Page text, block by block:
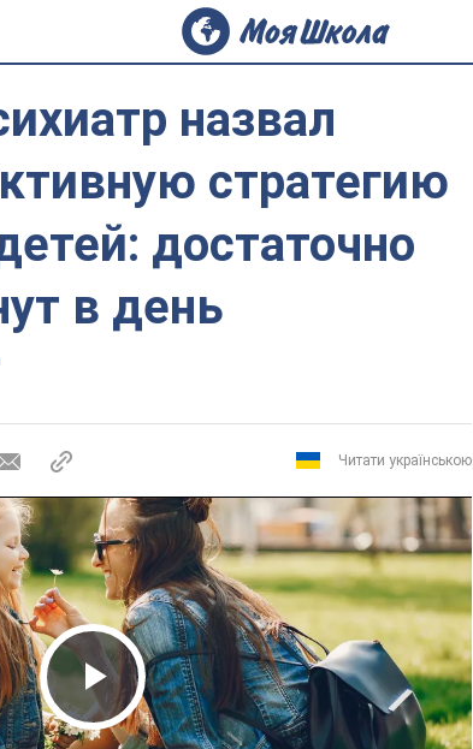
назвал
стратегию
достаточно
в день
Читати українською
Play Video